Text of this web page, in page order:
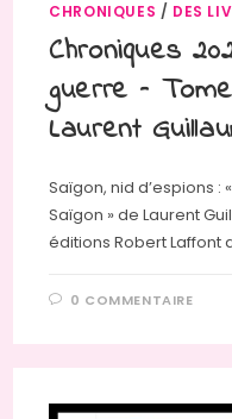
CHRONIQUES / DES
Chroniques
guerre –
Laurent
Saïgon, nid d’espions :
Saïgon » de Laurent
éditions Robert Laffont
0 COMMENTAIRE